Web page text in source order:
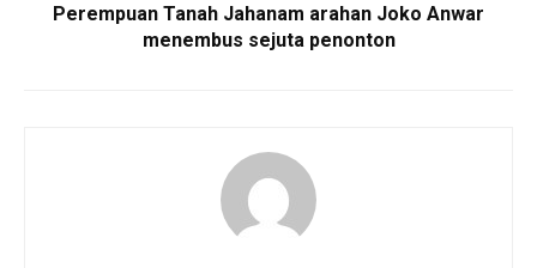
Perempuan Tanah Jahanam arahan Joko Anwar
menembus sejuta penonton